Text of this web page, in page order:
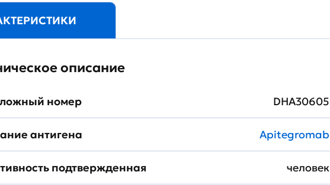
описание
номер DHA30605
антигена Apitegromab
подтвержденная человек